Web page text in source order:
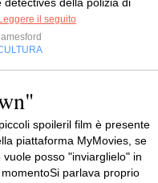
detectives della polizia di
Leggere il seguito
spoileril film è presente
piattaforma MyMovies, se
vuole posso "inviarglielo" in
parlava proprio